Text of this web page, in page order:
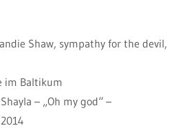
Shaw, sympathy for the devil,
im Baltikum
– „Oh my god“ –